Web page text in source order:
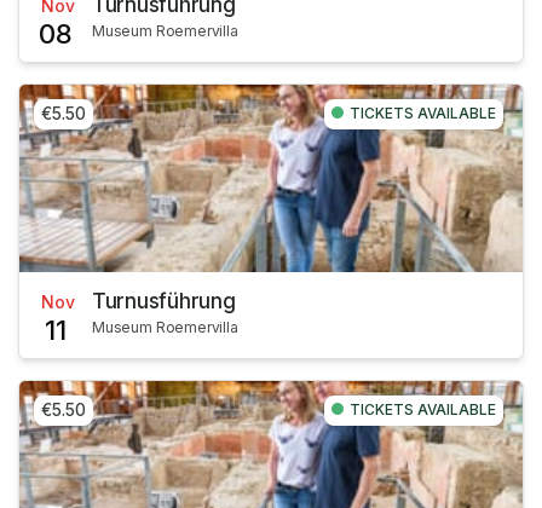
Nov
08 Museum Roemervilla
€5.50 TICKETS AVAILABLE
Nov
11
Turnusführung
Museum Roemervilla
€5.50 TICKETS AVAILABLE